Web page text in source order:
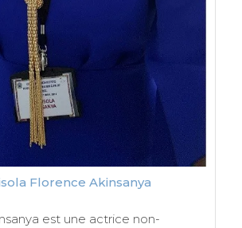
Florence Akinsanya
est une actrice non-